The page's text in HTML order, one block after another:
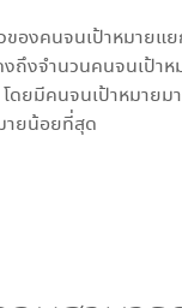
ของคนจนเป้าหมายแ
ถึงจำนวนคนจนเป้าห
ดยมีคนจนเป้าหมายม
ายน้อยที่สุด